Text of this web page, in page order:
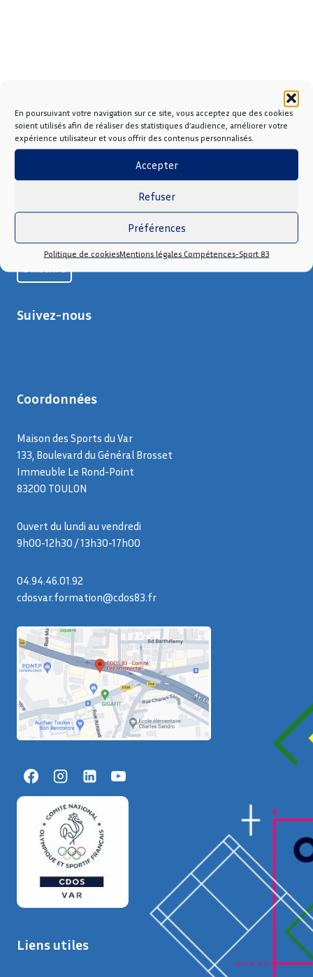
En poursuivant votre navigation sur ce site, vous acceptez que des cookies
soient utilisés afin de réaliser des statistiques d’audience, améliorer votre
expérience utilisateur et vous offrir des contenus personnalisés.
Accepter
Refuser
Préférences
Politique de cookiesMentions légales Compétences-Sport 83
Newsletter
Suivez-nous
Coordonnées
Maison des Sports du Var
133, Boulevard du Général Brosset
Immeuble Le Rond-Point
83200 TOULON
Ouvert du lundi au vendredi
9h00-12h30 / 13h30-17h00
04.94.46.01.92
cdosvar.formation@cdos83.fr
Liens utiles